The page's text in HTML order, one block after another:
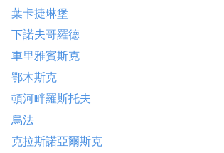
葉卡捷琳堡
下諾夫哥羅德
車里雅賓斯克
鄂木斯克
頓河畔羅斯托夫
烏法
克拉斯諾亞爾斯克